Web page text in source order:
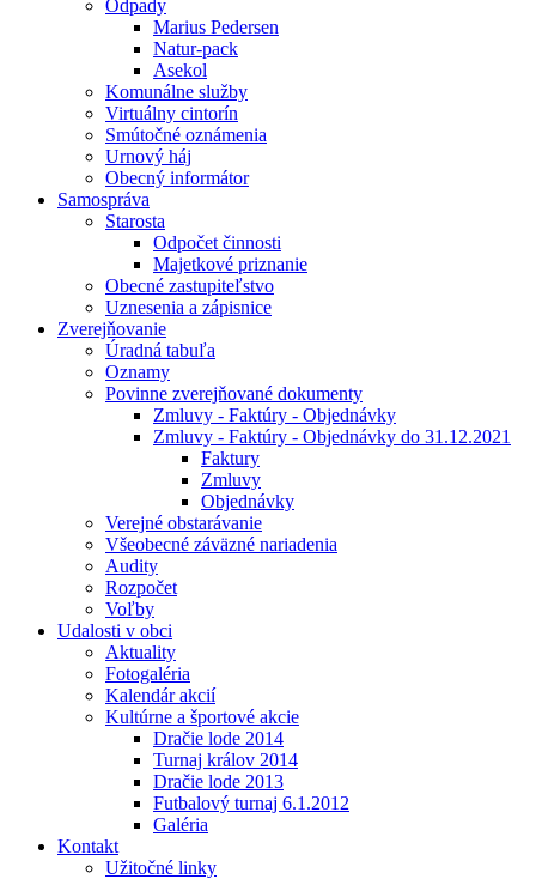
Odpady
Marius Pedersen
Natur-pack
Asekol
Komunálne služby
Virtuálny cintorín
Smútočné oznámenia
Urnový háj
Obecný informátor
Samospráva
Starosta
Odpočet činnosti
Majetkové priznanie
Obecné zastupiteľstvo
Uznesenia a zápisnice
Zverejňovanie
Úradná tabuľa
Oznamy
Povinne zverejňované dokumenty
Zmluvy - Faktúry - Objednávky
Zmluvy - Faktúry - Objednávky do 31.12.2021
Faktury
Zmluvy
Objednávky
Verejné obstarávanie
Všeobecné záväzné nariadenia
Audity
Rozpočet
Voľby
Udalosti v obci
Aktuality
Fotogaléria
Kalendár akcií
Kultúrne a športové akcie
Dračie lode 2014
Turnaj králov 2014
Dračie lode 2013
Futbalový turnaj 6.1.2012
Galéria
Kontakt
Užitočné linky